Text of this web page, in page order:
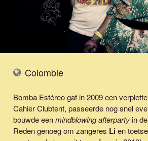
Colombie
Bomba Estéreo gaf in 2009 een
Cahier Clubtent, passeerde nog snel
bouwde eenmindblowing afterparty in
Reden genoeg om zangeres Lien